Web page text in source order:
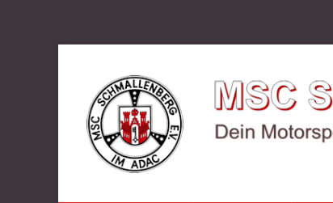
MSC Schmallenberg
Jugendgruppe
Motorradgruppe